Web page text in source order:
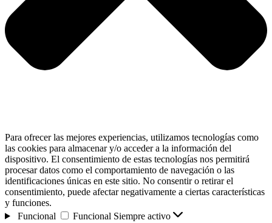
Para ofrecer las mejores experiencias, utilizamos tecnologías como
las cookies para almacenar y/o acceder a la información del
dispositivo. El consentimiento de estas tecnologías nos permitirá
procesar datos como el comportamiento de navegación o las
identificaciones únicas en este sitio. No consentir o retirar el
consentimiento, puede afectar negativamente a ciertas características
y funciones.
Funcional
Funcional Siempre activo